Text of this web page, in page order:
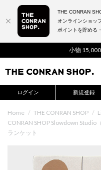
小物
ログイン 新規登録
Home / THE CONRAN SHOP /
CONRAN SHOP Slowdown
ランケット
THE CONRAN
オンラインショッ
ポイントを貯める